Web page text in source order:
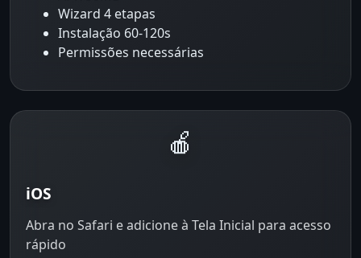
Wizard 4 etapas
Instalação 60-120s
Permissões necessárias
🍎
iOS
Abra no Safari e adicione à Tela Inicial para acesso
rápido